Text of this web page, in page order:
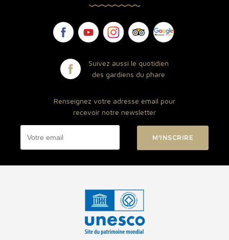
Suivez aussi le quotidien
des gardiens du phare
Renseignez votre adresse email pour
recevoir notre newsletter